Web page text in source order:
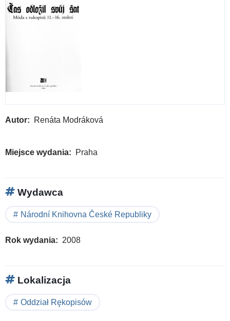
Autor Renáta Modráková
Miejsce wydania Praha
Wydawca
Národní Knihovna České Republiky
Rok wydania 2008
Lokalizacja
Oddział Rękopisów